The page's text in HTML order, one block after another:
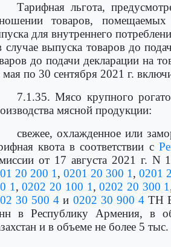
Тарифная льгота,
товаров,
для внутреннего
случае выпуска товаров до
до подачи декларации на
мая по 30 сентября 2021 г.
7.1.35. Мясо крупного
мясной продукции:
свежее, охлажденное или
квота в соответствии с
от 17 августа 2021 г. N
20 200 1 , 0201 20 300 1 , 0201
1 ,0202 20 100 1 ,0202 20 300 1
30 500 4 и 0202 30 900 4ТН
в Республику Армения, в
и в объеме не более 5